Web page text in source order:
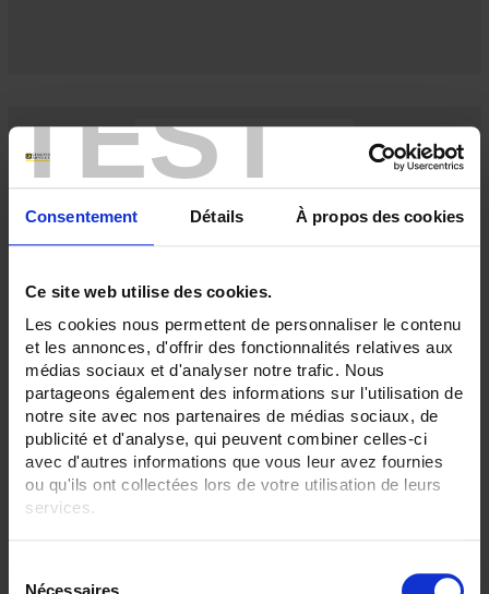
TEST
Consentement Détails À propos des cookies
Ce site web utilise des cookies.
Les cookies nous permettent de personnaliser le contenu
et les annonces, d'offrir des fonctionnalités relatives aux
médias sociaux et d'analyser notre trafic. Nous
partageons également des informations sur l'utilisation de
notre site avec nos partenaires de médias sociaux, de
publicité et d'analyse, qui peuvent combiner celles-ci
avec d'autres informations que vous leur avez fournies
ou qu'ils ont collectées lors de votre utilisation de leurs
services.
F-OKB
Monostable instantaneous relay - 4 double-break contacts